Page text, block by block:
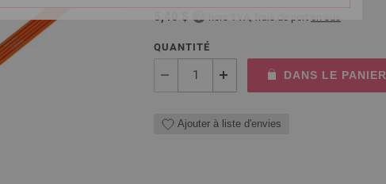
QUANTITÉ
DANS LE PANIER
Ajouter à liste d'envies